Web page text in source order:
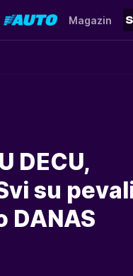
Magazin
DECU,
su
DANAS